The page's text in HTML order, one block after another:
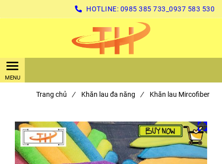
HOTLINE: 0985 385 733_0937 583 530
Trang chủ / Khăn lau đa năng / Khăn lau Mircofiber